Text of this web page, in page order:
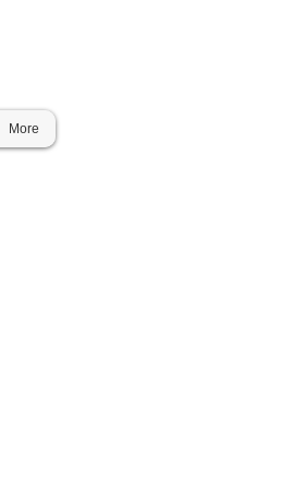
More